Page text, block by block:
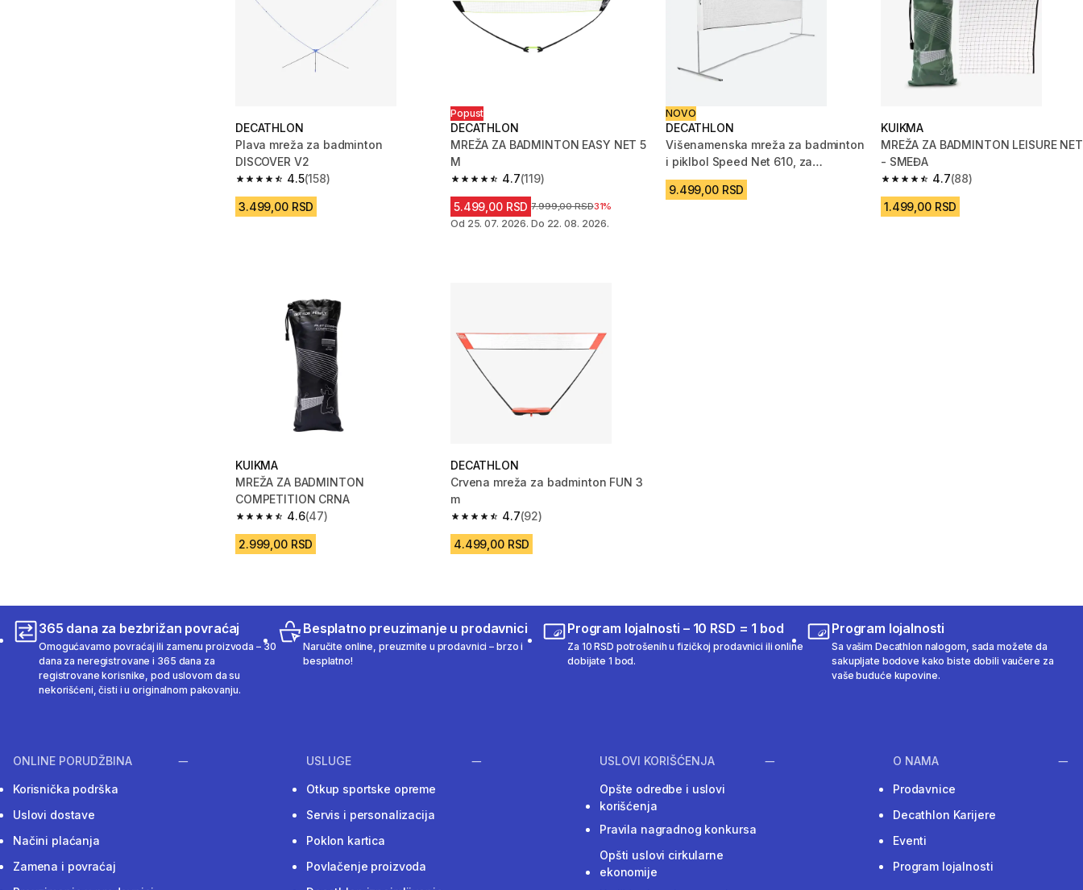
DECATHLON
Plava mreža za badminton
DISCOVER V2
4.5
4.5 od 5 zvezdica from 158 Recenzije
(158)
3.499,00 RSD
Popust
DECATHLON
MREŽA ZA BADMINTON EASY NET 5
M
4.7
4.7 od 5 zvezdica from 119 Recenzije
(119)
5.499,00 RSD Cena pre sniženja
7.999,00 RSD31%
Od 25. 07. 2026. Do 22. 08. 2026.
NOVO
DECATHLON
Višenamenska mreža za badminton
i piklbol Speed Net 610, za
regularne terene
9.499,00 RSD
KUIKMA
MREŽA ZA BADMINTON LEISURE NET
- SMEĐA
4.7
4.7 od 5 zvezdica from 88 Recenzije
(88)
1.499,00 RSD
KUIKMA
MREŽA ZA BADMINTON
COMPETITION CRNA
4.6
4.6 od 5 zvezdica from 47 Recenzije
(47)
2.999,00 RSD
DECATHLON
Crvena mreža za badminton FUN 3
m
4.7
4.7 od 5 zvezdica from 92 Recenzije
(92)
4.499,00 RSD
365 dana za bezbrižan povraćaj
Omogućavamo povraćaj ili zamenu proizvoda – 30
dana za neregistrovane i 365 dana za
registrovane korisnike, pod uslovom da su
nekorišćeni, čisti i u originalnom pakovanju.
Besplatno preuzimanje u prodavnici
Naručite online, preuzmite u prodavnici – brzo i
besplatno!
Program lojalnosti – 10 RSD = 1 bod
Za 10 RSD potrošenih u fizičkoj prodavnici ili online
dobijate 1 bod.
Program lojalnosti
Sa vašim Decathlon nalogom, sada možete da
sakupljate bodove kako biste dobili vaučere za
vaše buduće kupovine.
ONLINE PORUDŽBINA
Korisnička podrška
Uslovi dostave
Načini plaćanja
Zamena i povraćaj
USLUGE
Otkup sportske opreme
Servis i personalizacija
Poklon kartica
Povlačenje proizvoda
USLOVI KORIŠĆENJA
Opšte odredbe i uslovi
korišćenja
Pravila nagradnog konkursa
Opšti uslovi cirkularne
ekonomije
O NAMA
Prodavnice
Decathlon Karijere
Eventi
Program lojalnosti